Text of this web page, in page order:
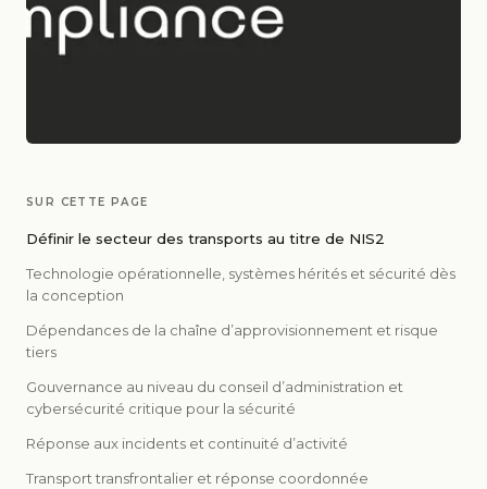
SUR CETTE PAGE
Définir le secteur des transports au titre de NIS2
Technologie opérationnelle, systèmes hérités et sécurité dès
la conception
Dépendances de la chaîne d’approvisionnement et risque
tiers
Gouvernance au niveau du conseil d’administration et
cybersécurité critique pour la sécurité
Réponse aux incidents et continuité d’activité
Transport transfrontalier et réponse coordonnée